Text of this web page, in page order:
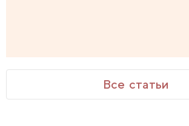
Все статьи